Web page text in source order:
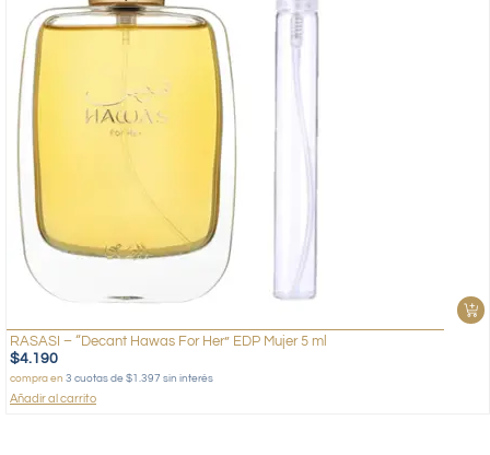
RASASI – “Decant Hawas For Her” EDP Mujer 5 ml
$4.190
compra en 3 cuotas de $1.397 sin interés
Añadir al carrito